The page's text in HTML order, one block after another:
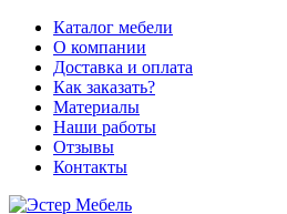
Каталог мебели
О компании
Доставка и оплата
Как заказать?
Материалы
Наши работы
Отзывы
Контакты